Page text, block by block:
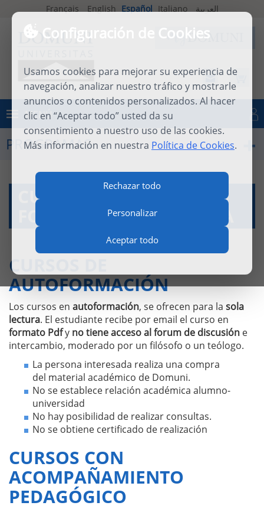
Configuración de Cookies
Usamos cookies para mejorar su experiencia de
navegación, analizar nuestro tráfico y mostrarle
anuncios o contenidos personalizados. Al hacer
clic en “Aceptar todo” usted da su
consentimiento a nuestro uso de las cookies.
Más información en nuestra Política de Cookies.
Rechazar todo
Personalizar
Aceptar todo
Français English Español Italiano العربية
MENÚ
PROGRAMAS
CURSOS A DISTANCIA:
FORMACIÓN A LA CARTA
CURSOS DE
AUTOFORMACIÓN
Los cursos en autoformación, se ofrecen para la sola
lectura. El estudiante recibe por email el curso en
formato Pdfy no tiene acceso al forum de discusión e
intercambio, moderado por un filósofo o un teólogo.
La persona interesada realiza una compra
del material académico de Domuni.
No se establece relación académica alumno-
universidad
No hay posibilidad de realizar consultas.
No se obtiene certificado de realización
CURSOS CON
ACOMPAÑAMIENTO
PEDAGÓGICO